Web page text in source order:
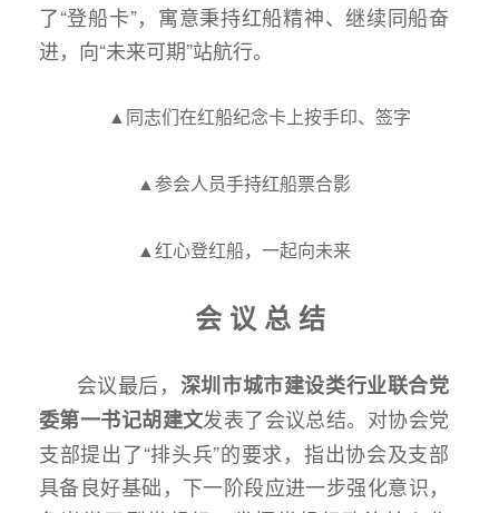
了“登船卡”，寓意秉持红船精神、继续同船奋
进，向“未来可期”站航行。
▲同志们在红船纪念卡上按手印、签字
▲参会人员手持红船票合影
▲红心登红船，一起向未来
会 议 总 结
会议最后， 深圳市城市建设类行业联合党
委第一书记胡建文发表了会议总结。对协会党
支部提出了“排头兵”的要求，指出协会及支部
具备良好基础，下一阶段应进一步强化意识，